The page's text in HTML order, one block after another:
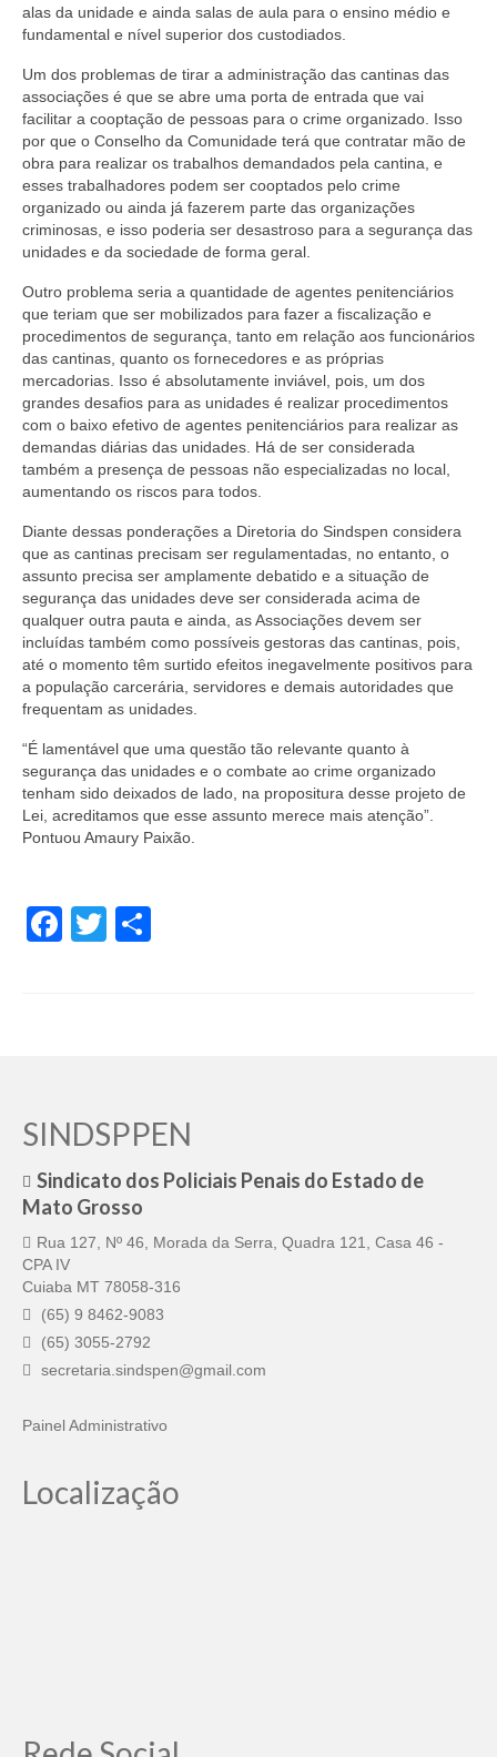
Regimento interno do Sindsppen
alas da unidade e ainda salas de aula para o ensino médio e
fundamental e nível superior dos custodiados.
Um dos problemas de tirar a administração das cantinas das
associações é que se abre uma porta de entrada que vai
facilitar a cooptação de pessoas para o crime organizado. Isso
por que o Conselho da Comunidade terá que contratar mão de
obra para realizar os trabalhos demandados pela cantina, e
esses trabalhadores podem ser cooptados pelo crime
organizado ou ainda já fazerem parte das organizações
criminosas, e isso poderia ser desastroso para a segurança das
unidades e da sociedade de forma geral.
Outro problema seria a quantidade de agentes penitenciários
que teriam que ser mobilizados para fazer a fiscalização e
procedimentos de segurança, tanto em relação aos funcionários
das cantinas, quanto os fornecedores e as próprias
mercadorias. Isso é absolutamente inviável, pois, um dos
grandes desafios para as unidades é realizar procedimentos
com o baixo efetivo de agentes penitenciários para realizar as
demandas diárias das unidades. Há de ser considerada
também a presença de pessoas não especializadas no local,
aumentando os riscos para todos.
Diante dessas ponderações a Diretoria do Sindspen considera
que as cantinas precisam ser regulamentadas, no entanto, o
assunto precisa ser amplamente debatido e a situação de
segurança das unidades deve ser considerada acima de
qualquer outra pauta e ainda, as Associações devem ser
incluídas também como possíveis gestoras das cantinas, pois,
até o momento têm surtido efeitos inegavelmente positivos para
a população carcerária, servidores e demais autoridades que
frequentam as unidades.
“É lamentável que uma questão tão relevante quanto à
segurança das unidades e o combate ao crime organizado
tenham sido deixados de lado, na propositura desse projeto de
Lei, acreditamos que esse assunto merece mais atenção”.
Pontuou Amaury Paixão.
Facebook
Twitter
SINDSPPEN
Sindicato dos Policiais Penais do Estado de
Mato Grosso
Rua 127, Nº 46, Morada da Serra, Quadra 121, Casa 46 -
CPA IV
Cuiaba MT 78058-316
(65) 9 8462-9083
(65) 3055-2792
secretaria.sindspen@gmail.com
Painel Administrativo
Localização